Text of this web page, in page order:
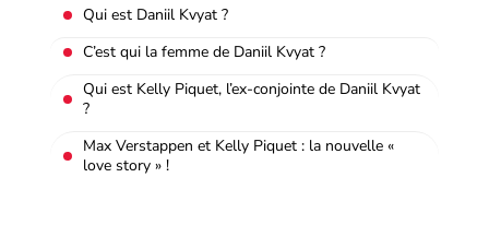
Qui est Daniil Kvyat ?
C’est qui la femme de Daniil Kvyat ?
Qui est Kelly Piquet, l’ex-conjointe de Daniil Kvyat
?
Max Verstappen et Kelly Piquet : la nouvelle «
love story » !